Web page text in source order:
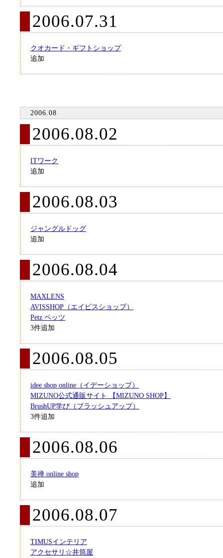
2006.07.31
クオカード・ギフトショップ
追加
2006.08
2006.08.02
ITワーク
追加
2006.08.03
ジャングルドッグ
追加
2006.08.04
MAXLENS
AVISSHOP（エイビスショップ）
Petz ペッツ
3件追加
2006.08.05
idee shop online（イデーショップ）
MIZUNO公式通販サイト 【MIZUNO SHOP】
BrushUP学び（ブラッシュアップ）
3件追加
2006.08.06
美禅 online shop
追加
2006.08.07
TIMUSインテリア
アクセサリ☆井筒屋